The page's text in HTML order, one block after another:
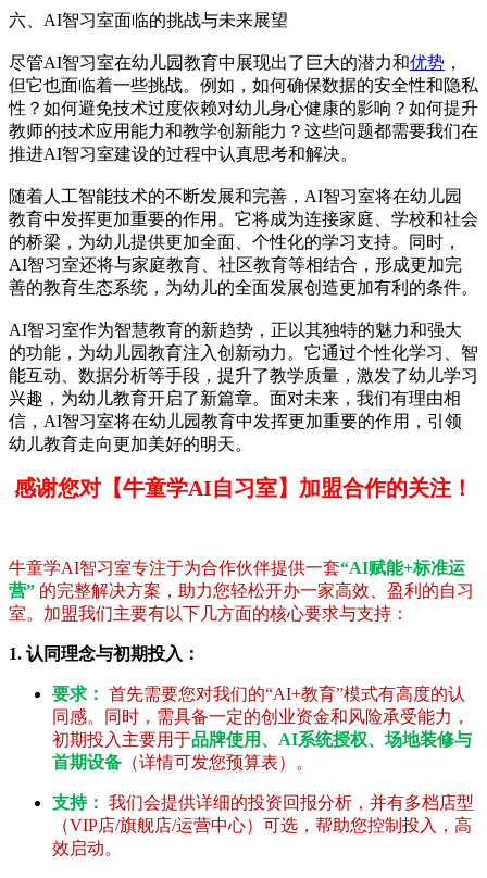
六、AI智习室面临的挑战与未来展望
尽管AI智习室在幼儿园教育中展现出了巨大的潜力和优势 ，
但它也面临着一些挑战。例如，如何确保数据的安全性和隐私
性？如何避免技术过度依赖对幼儿身心健康的影响？如何提升
教师的技术应用能力和教学创新能力？这些问题都需要我们在
推进AI智习室建设的过程中认真思考和解决。
随着人工智能技术的不断发展和完善，AI智习室将在幼儿园
教育中发挥更加重要的作用。它将成为连接家庭、学校和社会
的桥梁，为幼儿提供更加全面、个性化的学习支持。同时，
AI智习室还将与家庭教育、社区教育等相结合，形成更加完
善的教育生态系统，为幼儿的全面发展创造更加有利的条件。
AI智习室作为智慧教育的新趋势，正以其独特的魅力和强大
的功能，为幼儿园教育注入创新动力。它通过个性化学习、智
能互动、数据分析等手段，提升了教学质量，激发了幼儿学习
兴趣，为幼儿教育开启了新篇章。面对未来，我们有理由相
信，AI智习室将在幼儿园教育中发挥更加重要的作用，引领
幼儿教育走向更加美好的明天。
感谢您对【牛童学AI自习室】加盟合作的关注！
牛童学AI智习室专注于为合作伙伴提供一套“AI赋能+标准运
营” 的完整解决方案，助力您轻松开办一家高效、盈利的自习
室。加盟我们主要有以下几方面的核心要求与支持：
1. 认同理念与初期投入：
要求： 首先需要您对我们的“AI+教育”模式有高度的认
同感。同时，需具备一定的创业资金和风险承受能力，
初期投入主要用于品牌使用、AI系统授权、场地装修与
首期设备 （详情可发您预算表）。
支持： 我们会提供详细的投资回报分析，并有多档店型
（VIP店/旗舰店/运营中心）可选，帮助您控制投入，高
效启动。